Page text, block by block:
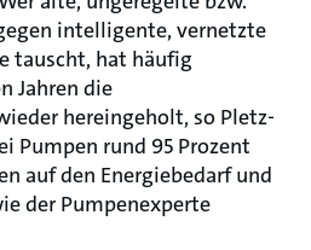
intelligente, vernetzte
tauscht, hat häufig
Jahren die
hereingeholt, so Pletz-
Pumpen rund 95 Prozent
auf den Energiebedarf und
der Pumpenexperte